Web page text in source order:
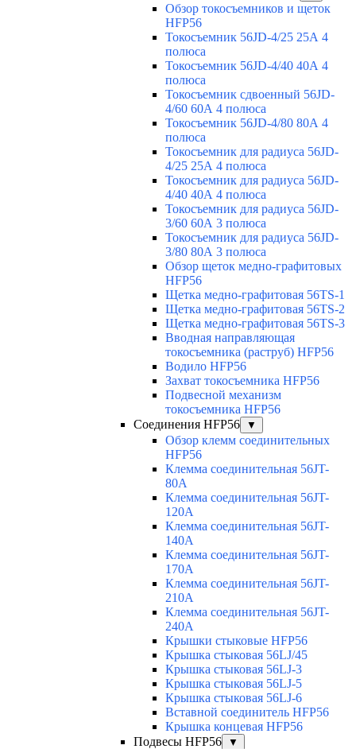
Обзор токосъемников и щеток
HFP56
Токосъемник 56JD-4/25 25А 4
полюса
Токосъемник 56JD-4/40 40А 4
полюса
Токосъемник сдвоенный 56JD-
4/60 60А 4 полюса
Токосъемник 56JD-4/80 80А 4
полюса
Токосъемник для радиуса 56JD-
4/25 25А 4 полюса
Токосъемник для радиуса 56JD-
4/40 40А 4 полюса
Токосъемник для радиуса 56JD-
3/60 60А 3 полюса
Токосъемник для радиуса 56JD-
3/80 80А 3 полюса
Обзор щеток медно-графитовых
HFP56
Щетка медно-графитовая 56TS-1
Щетка медно-графитовая 56TS-2
Щетка медно-графитовая 56TS-3
Вводная направляющая
токосъемника (раструб) HFP56
Водило HFP56
Захват токосъемника HFP56
Подвесной механизм
токосъемника HFP56
Соединения HFP56
▼
Обзор клемм соединительных
HFP56
Клемма соединительная 56JT-
80A
Клемма соединительная 56JT-
120A
Клемма соединительная 56JT-
140A
Клемма соединительная 56JT-
170A
Клемма соединительная 56JT-
210A
Клемма соединительная 56JT-
240A
Крышки стыковые HFP56
Крышка стыковая 56LJ/45
Крышка стыковая 56LJ-3
Крышка стыковая 56LJ-5
Крышка стыковая 56LJ-6
Вставной соединитель HFP56
Крышка концевая HFP56
Подвесы HFP56
▼